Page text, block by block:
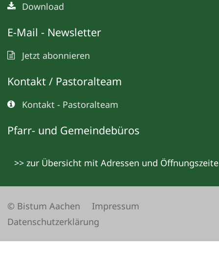
Download
E-Mail - Newsletter
Jetzt abonnieren
Kontakt / Pastoralteam
Kontakt - Pastoralteam
Pfarr- und Gemeindebüros
>> zur Übersicht mit Adressen und
© Bistum Aachen
Impressum
Datenschutzerklärung